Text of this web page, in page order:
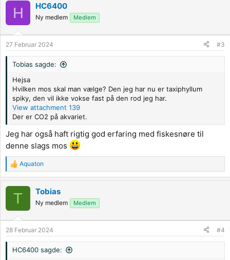
s
:
H HC6400
Ny medlem Medlem
27 Februar 2024 #3
Tobias sagde:
Hejsa
Hvilken mos skal man vælge? Den jeg har nu er taxiphyllum
spiky, den vil ikke vokse fast på den rod jeg har.
View attachment 139
Der er CO2 på akvariet.
Jeg har også haft rigtig god erfaring med fiskesnøre til
denne slags mos
R
e
s
:
Aquaton
T Tobias
Ny medlem Medlem
28 Februar 2024 #4
HC6400 sagde: